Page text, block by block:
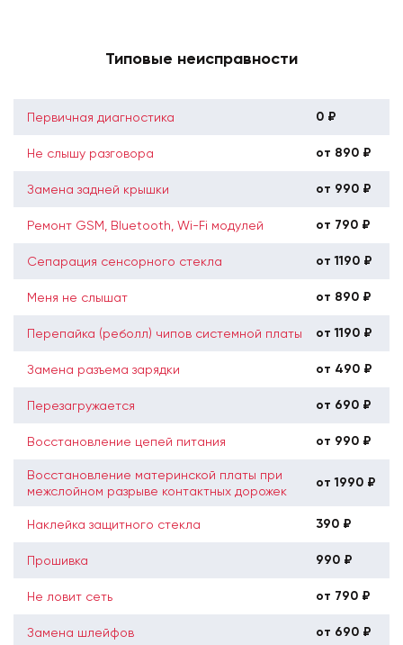
Типовые неисправности
Первичная диагностика 0 ₽
Не слышу разговора от 890 ₽
Замена задней крышки от 990 ₽
Ремонт GSM, Bluetooth, Wi-Fi модулей от 790 ₽
Сепарация сенсорного стекла от 1190 ₽
Меня не слышат от 890 ₽
Перепайка (реболл) чипов системной платы от 1190 ₽
Замена разъема зарядки от 490 ₽
Перезагружается от 690 ₽
Восстановление цепей питания от 990 ₽
Восстановление материнской платы при
межслойном разрыве контактных дорожек
от 1990 ₽
Наклейка защитного стекла 390 ₽
Прошивка 990 ₽
Не ловит сеть от 790 ₽
Замена шлейфов от 690 ₽